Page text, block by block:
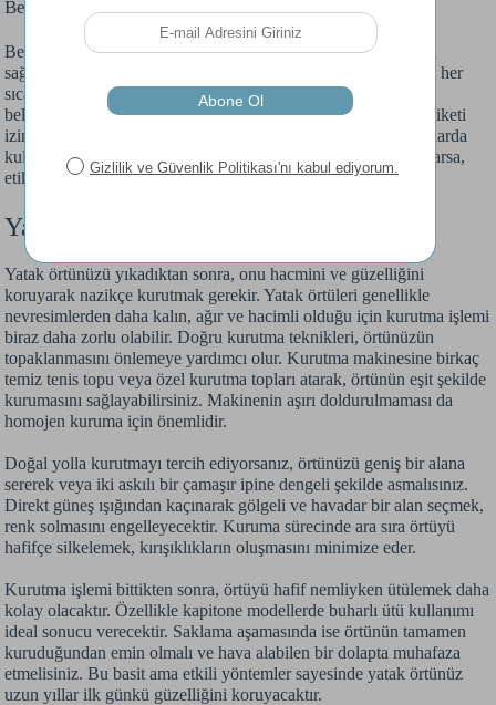
Beyaz Yatak Örtüsü Hangi Programda Yıkanır?
Beyaz yatak örtüleri, renklerinin canlılığını korumak ve hijyen
sağlamak için özel bir yıkama gerektirir. Ürünün beyaz olması her
sıcaklıkta yıkanabileceği anlamına gelmez, kumaş türü yine
belirleyicidir. Eğer beyaz yatak örtünüz %100 pamuk ise ve etiketi
izin veriyorsa, "Pamuklular" programını daha yüksek sıcaklıklarda
kullanabilirsiniz. Beyaz yatak örtülerinde leke veya sararma varsa,
etiketi izin veriyorsa oksijen bazlı ağartıcıları kullanabilirsiniz.
Yatak Örtüsü Kurutmanın Püf Noktaları
Yatak örtünüzü yıkadıktan sonra, onu hacmini ve güzelliğini
koruyarak nazikçe kurutmak gerekir. Yatak örtüleri genellikle
nevresimlerden daha kalın, ağır ve hacimli olduğu için kurutma işlemi
biraz daha zorlu olabilir. Doğru kurutma teknikleri, örtünüzün
topaklanmasını önlemeye yardımcı olur. Kurutma makinesine birkaç
temiz tenis topu veya özel kurutma topları atarak, örtünün eşit şekilde
kurumasını sağlayabilirsiniz. Makinenin aşırı doldurulmaması da
homojen kuruma için önemlidir.
Doğal yolla kurutmayı tercih ediyorsanız, örtünüzü geniş bir alana
sererek veya iki askılı bir çamaşır ipine dengeli şekilde asmalısınız.
Direkt güneş ışığından kaçınarak gölgeli ve havadar bir alan seçmek,
renk solmasını engelleyecektir. Kuruma sürecinde ara sıra örtüyü
hafifçe silkelemek, kırışıklıkların oluşmasını minimize eder.
Kurutma işlemi bittikten sonra, örtüyü hafif nemliyken ütülemek daha
kolay olacaktır. Özellikle kapitone modellerde buharlı ütü kullanımı
ideal sonucu verecektir. Saklama aşamasında ise örtünün tamamen
kuruduğundan emin olmalı ve hava alabilen bir dolapta muhafaza
etmelisiniz. Bu basit ama etkili yöntemler sayesinde yatak örtünüz
uzun yıllar ilk günkü güzelliğini koruyacaktır.